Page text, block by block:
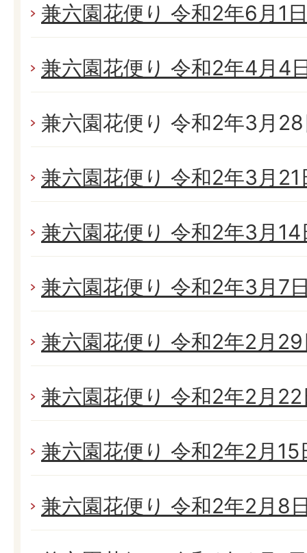
兼六園花便り 令和2年6月1
兼六園花便り 令和2年4月4
兼六園花便り 令和2年3月
兼六園花便り 令和2年3月
兼六園花便り 令和2年3月
兼六園花便り 令和2年3月7
兼六園花便り 令和2年2月
兼六園花便り 令和2年2月
兼六園花便り 令和2年2月
兼六園花便り 令和2年2月8